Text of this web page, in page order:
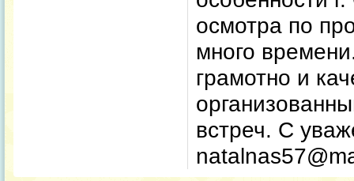
осмотра по
много
грамотно и
встреч. С